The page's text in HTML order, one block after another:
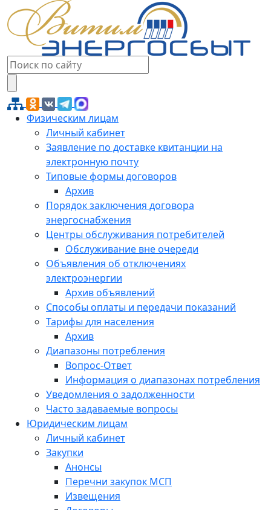
Физическим лицам
Личный кабинет
Заявление по доставке квитанции на
электронную почту
Типовые формы договоров
Архив
Порядок заключения договора
энергоснабжения
Центры обслуживания потребителей
Обслуживание вне очереди
Объявления об отключениях
электроэнергии
Архив объявлений
Способы оплаты и передачи показаний
Тарифы для населения
Архив
Диапазоны потребления
Вопрос-Ответ
Информация о диапазонах потребления
Уведомления о задолженности
Часто задаваемые вопросы
Юридическим лицам
Личный кабинет
Закупки
Анонсы
Перечни закупок МСП
Извещения